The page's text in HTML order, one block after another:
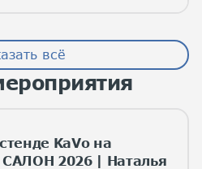
всё
KaVo на
2026 | Наталья